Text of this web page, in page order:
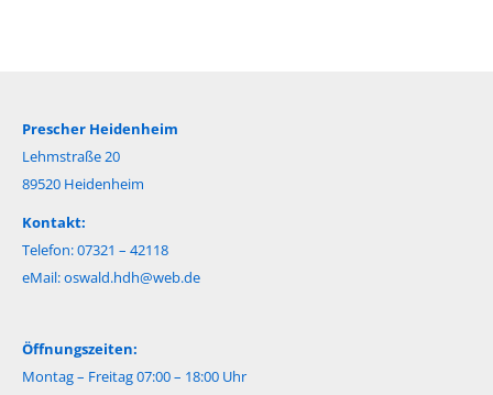
Prescher Heidenheim
Lehmstraße 20
89520 Heidenheim
Kontakt:
Telefon: 07321 – 42118
eMail:oswald.hdh@web.de
Öffnungszeiten:
Montag – Freitag 07:00 – 18:00 Uhr